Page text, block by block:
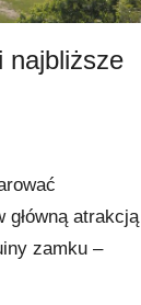
najbliższe
główną atrakcją
zamku –